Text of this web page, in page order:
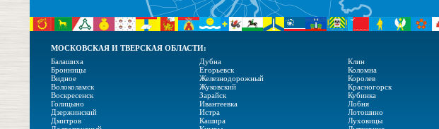
МОСКОВСКАЯ И ТВЕРСКАЯ ОБЛАСТИ:
Балашиха
Бронницы
Видное
Волоколамск
Воскресенск
Голицыно
Дзержинский
Дмитров
Дубна
Егорьевск
Железнодорожный
Жуковский
Зарайск
Ивантеевка
Истра
Кашира
Клин
Коломна
Королев
Красногорск
Кубинка
Лобня
Лотошино
Луховицы